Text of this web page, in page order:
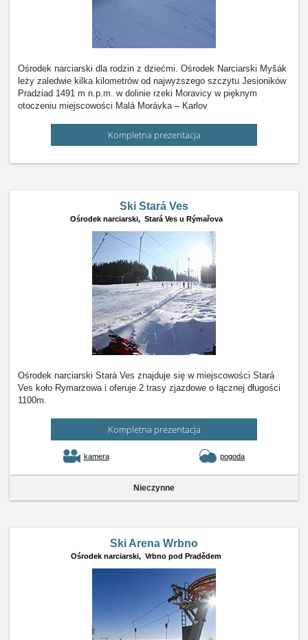
Ośrodek narciarski dla rodzin z dziećmi. Ośrodek Narciarski Myšák
leży zaledwie kilka kilometrów od najwyższego szczytu Jesioników
Pradziad 1491 m n.p.m. w dolinie rzeki Moravicy w pięknym
otoczeniu miejscowości Malá Morávka – Karlov
Kompletna prezentacja
Ski Stará Ves
Ośrodek narciarski, Stará Ves u Rýmařova
Ośrodek narciarski Stará Ves znajduje się w miejscowości Stará
Ves koło Rymarzowa i oferuje 2 trasy zjazdowe o łącznej długości
1100m.
Kompletna prezentacja
kamera pogoda
Nieczynne
Ski Arena Wrbno
Ośrodek narciarski, Vrbno pod Pradědem